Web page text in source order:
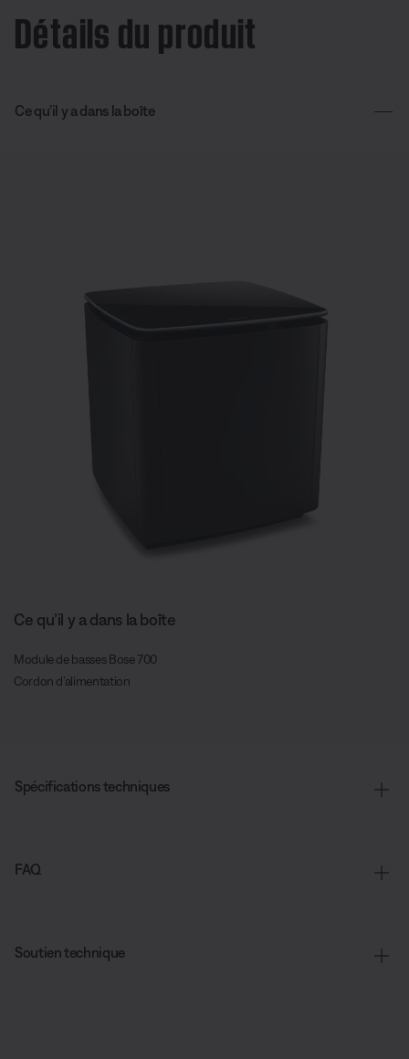
Détails du produit
Ce qu’il y a dans la boîte
Ce qu’il y a dans la boîte
Module de basses Bose 700
Cordon d’alimentation
Spécifications techniques
FAQ
Soutien technique